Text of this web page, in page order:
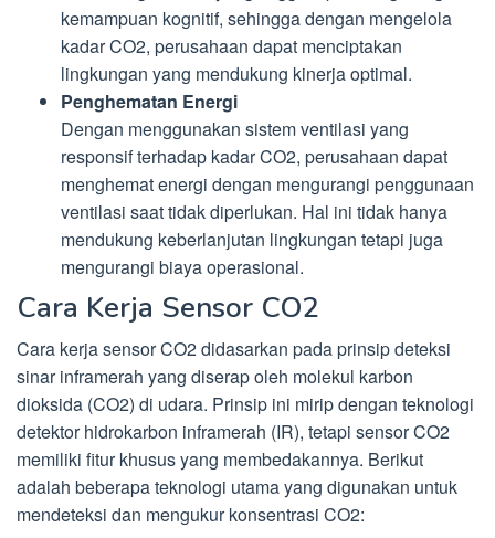
kemampuan kognitif, sehingga dengan mengelola
kadar CO2, perusahaan dapat menciptakan
lingkungan yang mendukung kinerja optimal.
Penghematan Energi
Dengan menggunakan sistem ventilasi yang
responsif terhadap kadar CO2, perusahaan dapat
menghemat energi dengan mengurangi penggunaan
ventilasi saat tidak diperlukan. Hal ini tidak hanya
mendukung keberlanjutan lingkungan tetapi juga
mengurangi biaya operasional.
Cara Kerja Sensor CO2
Cara kerja sensor CO2 didasarkan pada prinsip deteksi
sinar inframerah yang diserap oleh molekul karbon
dioksida (CO2) di udara. Prinsip ini mirip dengan teknologi
detektor hidrokarbon inframerah (IR), tetapi sensor CO2
memiliki fitur khusus yang membedakannya. Berikut
adalah beberapa teknologi utama yang digunakan untuk
mendeteksi dan mengukur konsentrasi CO2: